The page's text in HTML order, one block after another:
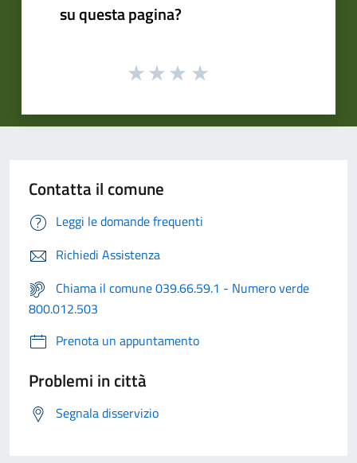
su questa pagina?
Contatta il comune
Leggi le domande frequenti
Richiedi Assistenza
Chiama il comune 039.66.59.1 - Numero verde
800.012.503
Prenota un appuntamento
Problemi in città
Segnala disservizio